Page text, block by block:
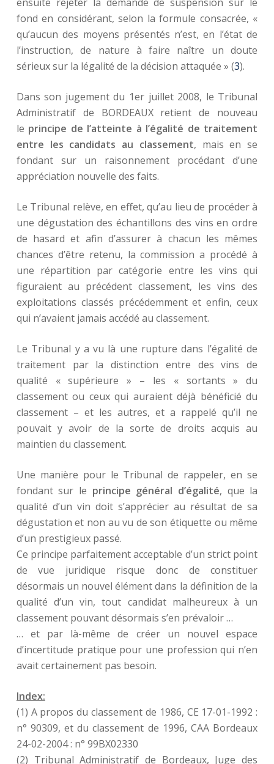
fond en considérant, selon la formule consacrée, «
qu’aucun des moyens présentés n’est, en l’état de
l’instruction, de nature à faire naître un doute
sérieux sur la légalité de la décision attaquée » (3).
Dans son jugement du 1er juillet 2008, le Tribunal
Administratif de BORDEAUX retient de nouveau
le principe de l’atteinte à l’égalité de traitement
entre les candidats au classement, mais en se
fondant sur un raisonnement procédant d’une
appréciation nouvelle des faits.
Le Tribunal relève, en effet, qu’au lieu de procéder à
une dégustation des échantillons des vins en ordre
de hasard et afin d’assurer à chacun les mêmes
chances d’être retenu, la commission a procédé à
une répartition par catégorie entre les vins qui
figuraient au précédent classement, les vins des
exploitations classés précédemment et enfin, ceux
qui n’avaient jamais accédé au classement.
Le Tribunal y a vu là une rupture dans l’égalité de
traitement par la distinction entre des vins de
qualité « supérieure » – les « sortants » du
classement ou ceux qui auraient déjà bénéficié du
classement – et les autres, et a rappelé qu’il ne
pouvait y avoir de la sorte de droits acquis au
maintien du classement.
Une manière pour le Tribunal de rappeler, en se
fondant sur le principe général d’égalité, que la
qualité d’un vin doit s’apprécier au résultat de sa
dégustation et non au vu de son étiquette ou même
d’un prestigieux passé.
Ce principe parfaitement acceptable d’un strict point
de vue juridique risque donc de constituer
désormais un nouvel élément dans la définition de la
qualité d’un vin, tout candidat malheureux à un
classement pouvant désormais s’en prévaloir …
… et par là-même de créer un nouvel espace
d’incertitude pratique pour une profession qui n’en
avait certainement pas besoin.
Index:
(1) A propos du classement de 1986, CE 17-01-1992 :
n° 90309, et du classement de 1996, CAA Bordeaux
24-02-2004 : n° 99BX02330
(2) Tribunal Administratif de Bordeaux, Juge des